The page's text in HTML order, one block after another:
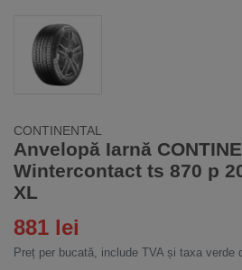
CONTINENTAL
Anvelopă Iarnă
Wintercontact ts 870 p
XL
881 lei
Preț per bucată, include TVA și taxa verde